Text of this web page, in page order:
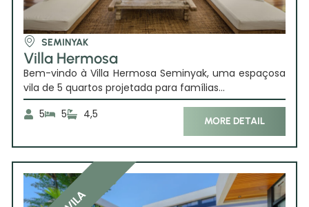
SEMINYAK
Villa Hermosa
Bem-vindo à Villa Hermosa Seminyak, uma espaçosa
vila de 5 quartos projetada para famílias...
5
5 4,5
MORE DETAIL